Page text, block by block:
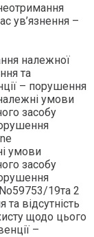
ув’язнення –
належної
та
– порушення
умови
засобу
умови
засобу
19та 2
відсутність
щодо цього
–